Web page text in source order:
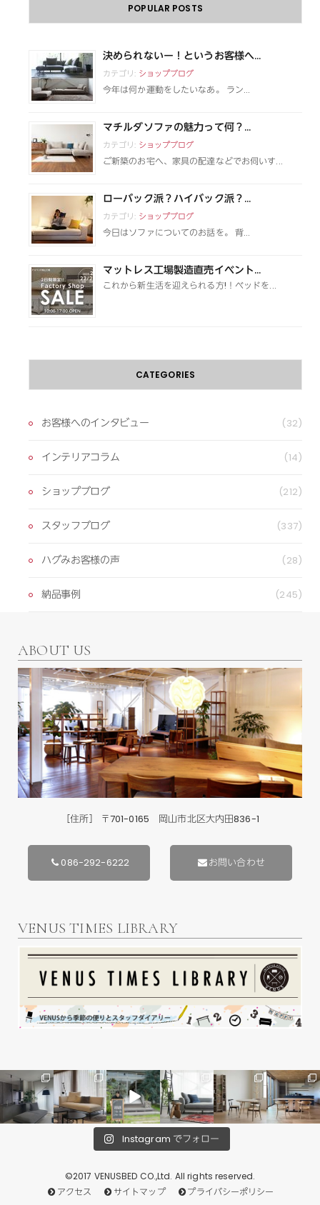
POPULAR POSTS
決められないー！というお客様へ...
カテゴリ: ショップブログ
今年は何か運動をしたいなあ。 ラン...
マチルダソファの魅力って何？...
カテゴリ: ショップブログ
ご新築のお宅へ、家具の配達などでお伺いす...
ローバック派？ハイバック派？...
カテゴリ: ショップブログ
今日はソファについてのお話を。 背...
マットレス工場製造直売イベント...
これから新生活を迎えられる方!！ベッドを...
CATEGORIES
お客様へのインタビュー (32)
インテリアコラム (14)
ショップブログ (212)
スタッフブログ (337)
ハグみお客様の声 (28)
納品事例 (245)
ABOUT US
［住所］ 〒701-0165 岡山市北区大内田836-1
086-292-6222 お問い合わせ
VENUS TIMES LIBRARY
Instagram でフォロー
©2017 VENUSBED CO.,Ltd. All rights reserved.
アクセス
サイトマップ プライバシーポリシー